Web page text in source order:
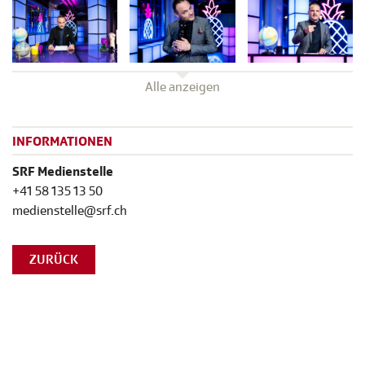
Alle anzeigen
INFORMATIONEN
SRF Medienstelle
+41 58 135 13 50
medienstelle@srf.ch
ZURÜCK